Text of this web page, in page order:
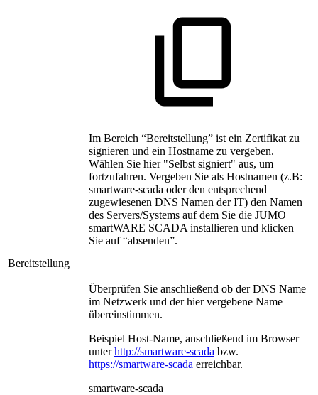
Bereitstellung
Im Bereich “Bereitstellung” ist ein Zertifikat zu
signieren und ein Hostname zu vergeben.
Wählen Sie hier "Selbst signiert" aus, um
fortzufahren. Vergeben Sie als Hostnamen (z.B:
smartware-scada oder den entsprechend
zugewiesenen DNS Namen der IT) den Namen
des Servers/Systems auf dem Sie die JUMO
smartWARE SCADA installieren und klicken
Sie auf “absenden”.
Überprüfen Sie anschließend ob der DNS Name
im Netzwerk und der hier vergebene Name
übereinstimmen.
Beispiel Host-Name, anschließend im Browser
unterhttp://smartware-scada bzw.
https://smartware-scada erreichbar.
smartware-scada